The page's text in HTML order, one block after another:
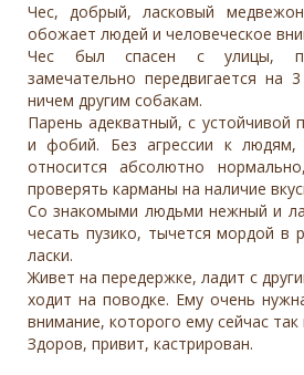
Чес, добрый, ласковый
обожает людей и человеческое
Чес был спасен с улицы,
замечательно передвигается на
ничем другим собакам.
Парень адекватный, с устойчивой
и фобий. Без агрессии к
относится абсолютно
проверять карманы на наличие
Со знакомыми людьми нежный и
чесать пузико, тычется мордой в
ласки.
Живет на передержке, ладит с
ходит на поводке. Ему очень
внимание, которого ему сейчас так
Здоров, привит, кастрирован.